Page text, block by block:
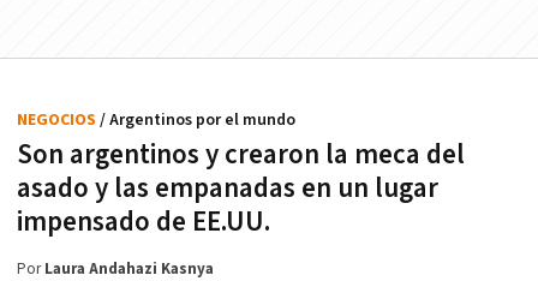
Son argentinos y crearon la meca del
asado y las empanadas en un lugar
impensado de EE.UU.
NEGOCIOS / Argentinos por el mundo
PorLaura Andahazi Kasnya